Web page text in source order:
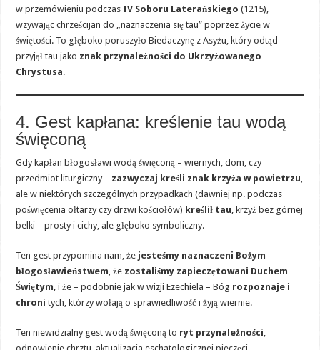
w przemówieniu podczas IV Soboru Laterańskiego (1215),
wzywając chrześcijan do „naznaczenia się tau” poprzez życie w
świętości. To głęboko poruszyło Biedaczynę z Asyżu, który odtąd
przyjął tau jako znak przynależności do Ukrzyżowanego
Chrystusa.
4. Gest kapłana: kreślenie tau wodą
święconą
Gdy kapłan błogosławi wodą święconą – wiernych, dom, czy
przedmiot liturgiczny – zazwyczaj kreśli znak krzyża w powietrzu,
ale w niektórych szczególnych przypadkach (dawniej np. podczas
poświęcenia ołtarzy czy drzwi kościołów) kreślił tau, krzyż bez górnej
belki – prosty i cichy, ale głęboko symboliczny.
Ten gest przypomina nam, że jesteśmy naznaczeni Bożym
błogosławieństwem, że zostaliśmy zapieczętowani Duchem
Świętym, i że – podobnie jak w wizji Ezechiela – Bóg rozpoznaje i
chroni tych, którzy wołają o sprawiedliwość i żyją wiernie.
Ten niewidzialny gest wodą święconą to ryt przynależności,